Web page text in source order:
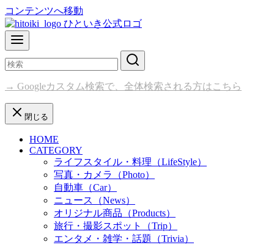
コンテンツへ移動
→ Googleカスタム検索で、全体検索される方はこちら
閉じる
HOME
CATEGORY
ライフスタイル・料理（LifeStyle）
写真・カメラ（Photo）
自動車（Car）
ニュース（News）
オリジナル商品（Products）
旅行・撮影スポット（Trip）
エンタメ・雑学・話題（Trivia）